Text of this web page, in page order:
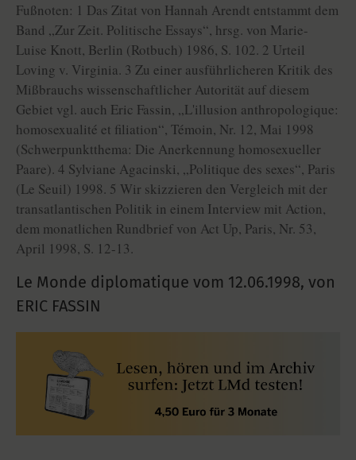
Fußnoten: 1 Das Zitat von Hannah Arendt entstammt dem
Band „Zur Zeit. Politische Essays“, hrsg. von Marie-
Luise Knott, Berlin (Rotbuch) 1986, S. 102. 2 Urteil
Loving v. Virginia. 3 Zu einer ausführlicheren Kritik des
Mißbrauchs wissenschaftlicher Autorität auf diesem
Gebiet vgl. auch Eric Fassin, „L'illusion anthropologique:
homosexualité et filiation“, Témoin, Nr. 12, Mai 1998
(Schwerpunktthema: Die Anerkennung homosexueller
Paare). 4 Sylviane Agacinski, „Politique des sexes“, Paris
(Le Seuil) 1998. 5 Wir skizzieren den Vergleich mit der
transatlantischen Politik in einem Interview mit Action,
dem monatlichen Rundbrief von Act Up, Paris, Nr. 53,
April 1998, S. 12-13.
Le Monde diplomatique vom 12.06.1998, von
ERIC FASSIN